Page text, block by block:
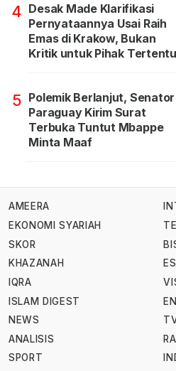
4 Desak Made Klarifikasi
Pernyataannya Usai Raih
Emas di Krakow, Bukan
Kritik untuk Pihak Tertentu
5 Polemik Berlanjut, Senator
Paraguay Kirim Surat
Terbuka Tuntut Mbappe
Minta Maaf
AMEERA
EKONOMI SYARIAH
SKOR
KHAZANAH
IQRA
ISLAM DIGEST
NEWS
ANALISIS
SPORT